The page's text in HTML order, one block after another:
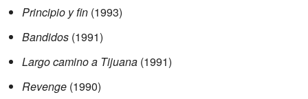
Principio y fin (1993)
Bandidos (1991)
Largo camino a Tijuana (1991)
Revenge (1990)